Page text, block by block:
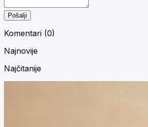
Pošalji
Komentari (0)
Najnovije
Najčitanije